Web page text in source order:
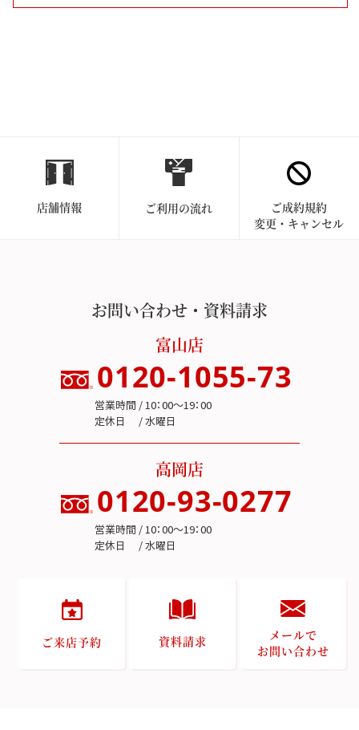
店舗情報 ご利用の流れ
ご成約規約
変更・キャンセル
お問い合わせ・資料請求
富山店
0120-1055-73
営業時間 / 10：00～19：00
定休日 / 水曜日
高岡店
0120-93-0277
営業時間 / 10：00～19：00
定休日 / 水曜日
ご来店予約 資料請求
メールで
お問い合わせ